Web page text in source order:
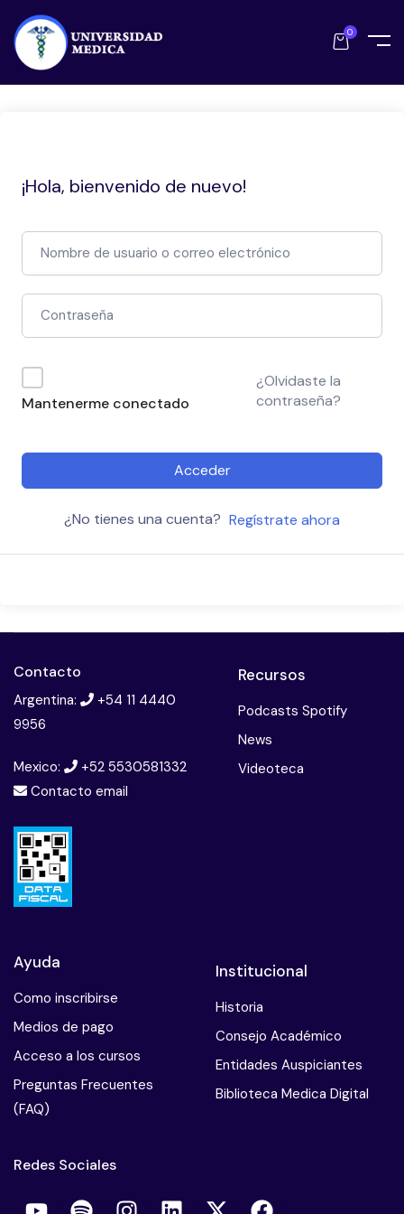
0
¡Hola, bienvenido de nuevo!
Mantenerme conectado
¿Olvidaste la
contraseña?
Acceder
¿No tienes una cuenta? Regístrate ahora
Contacto
Argentina:
+54 11 4440
9956
Mexico:
+52 5530581332
Contacto email
Recursos
Podcasts Spotify
News
Videoteca
Ayuda
Como inscribirse
Medios de pago
Acceso a los cursos
Preguntas Frecuentes
(FAQ)
Institucional
Historia
Consejo Académico
Entidades Auspiciantes
Biblioteca Medica Digital
Redes Sociales